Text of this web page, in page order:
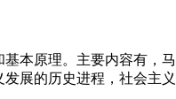
本原理。主要内容有，
展的历史进程，社会主